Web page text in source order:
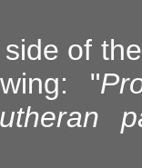
of
"